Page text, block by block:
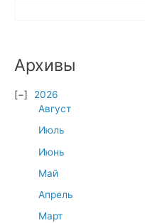
Архивы
2026
Август
Июль
Июнь
Май
Апрель
Март